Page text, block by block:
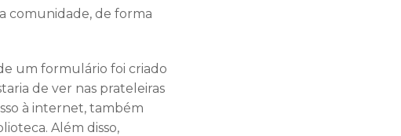
comunidade, de forma
um formulário foi criado
de ver nas prateleiras
à internet, também
Além disso,